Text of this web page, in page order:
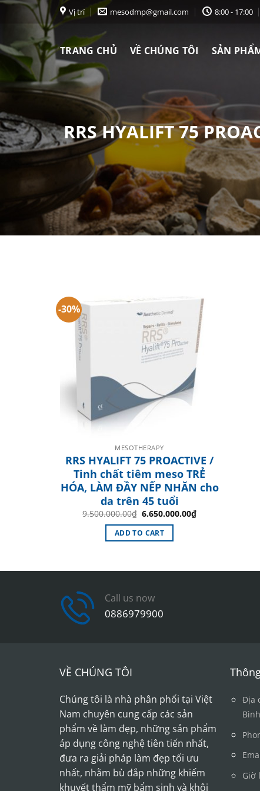
Chuyển
dung
Vị trí mesodmp@gmail.com 8:00 - 17:00
TRANG CHỦ VỀ CHÚNG TÔI SẢN
RRS HYALIFT 75
-30%
MESOTHERAPY
RRS HYALIFT 75 PROACTIVE /
Tinh chất tiêm meso TRẺ
HÓA, LÀM ĐẦY NẾP NHĂN cho
da trên 45 tuổi
9.500.000.00₫ Original
was:
9.500.000.00₫.
6.650.000.00₫Current
ADD TO CART
Call us now
0886979900
VỀ CHÚNG TÔI
Chúng tôi là nhà phân phối tại Việt
Nam chuyên cung cấp các sản
phẩm về làm đẹp, những sản phẩm
áp dụng công nghệ tiên tiến nhất,
đưa ra giải pháp làm đẹp tối ưu
nhất, nhằm bù đắp những khiếm
khuyết thẩm mỹ bẩm sinh và khôi
Địa
Giờ